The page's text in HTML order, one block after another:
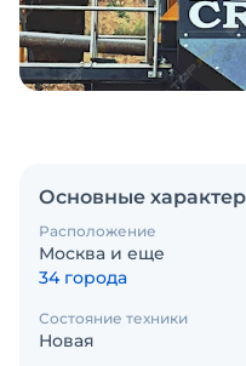
Основные
Расположение
Москва и еще
34 города
Состояние техники
Новая